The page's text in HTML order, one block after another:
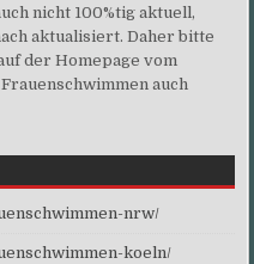
nicht 100%tig aktuell,
aktualisiert. Daher bitte
der Homepage vom
auch
nrw/
koeln/